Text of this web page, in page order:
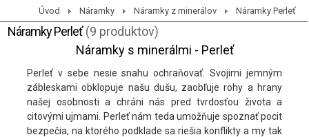
Úvod Náramky Náramky z minerálov Náramky Perleť
Náramky Perleť (9 produktov)
Náramky s minerálmi - Perleť
Perleť v sebe nesie snahu ochraňovať. Svojimi jemným
zábleskami obklopuje našu dušu, zaobľuje rohy a hrany
našej osobnosti a chráni nás pred tvrdosťou života a
citovými ujmami. Perleť nám teda umožňuje spoznať pocit
bezpečia, na ktorého podklade sa riešia konflikty a my tak